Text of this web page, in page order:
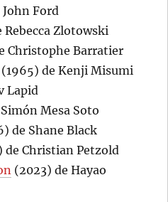
John Ford
Rebecca Zlotowski
Christophe Barratier
(1965) de Kenji Misumi
Lapid
Mesa Soto
de Shane Black
de Christian Petzold
(2023) de Hayao